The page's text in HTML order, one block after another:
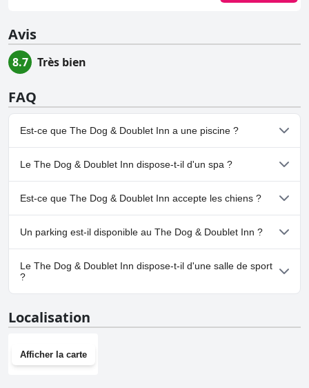
Avis
8.7 Très bien
FAQ
Est-ce que The Dog & Doublet Inn a une piscine ?
Non, The Dog & Doublet Inn n'a pas de piscine.
Le The Dog & Doublet Inn dispose-t-il d'un spa ?
Non, il n'y a pas de spa à The Dog & Doublet Inn.
Est-ce que The Dog & Doublet Inn accepte les chiens ?
Non, The Dog & Doublet Inn n'accepte pas les chiens.
Un parking est-il disponible au The Dog & Doublet Inn ?
Oui, un parking est disponible à The Dog & Doublet Inn.
Le The Dog & Doublet Inn dispose-t-il d'une salle de sport
?
Localisation
Afficher la carte